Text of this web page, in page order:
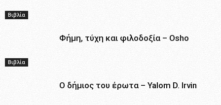
Βιβλία
Βιβλία
Φήμη, τύχη και φιλοδοξία – Osho
Ο δήμιος του έρωτα – Yalom D. Irvin